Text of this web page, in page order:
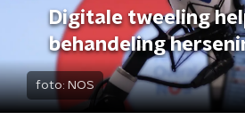
Digitale tweeling
behandeling
foto: NOS